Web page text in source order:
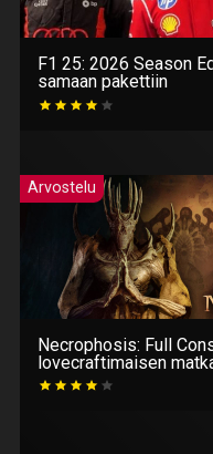
F1 25: 2026 Season
samaan pakettiin
Arvostelu
Necrophosis: Full
lovecraftimaisen